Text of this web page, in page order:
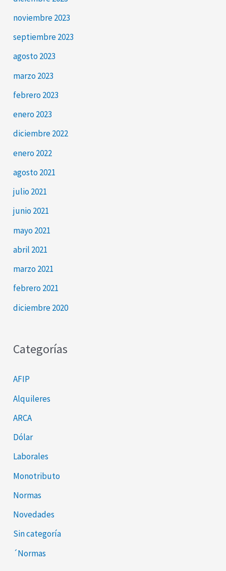
noviembre 2023
septiembre 2023
agosto 2023
marzo 2023
febrero 2023
enero 2023
diciembre 2022
enero 2022
agosto 2021
julio 2021
junio 2021
mayo 2021
abril 2021
marzo 2021
febrero 2021
diciembre 2020
Categorías
AFIP
Alquileres
ARCA
Dólar
Laborales
Monotributo
Normas
Novedades
Sin categoría
´Normas